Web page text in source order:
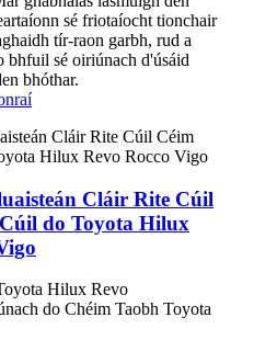
sé friotaíocht tionchair
tír-raon garbh, rud a
bhfuil sé oiriúnach d'úsáid
bhóthar.
Cláir Rite Cúil
do Toyota Hilux
Hilux Revo
do Chéim Taobh Toyota